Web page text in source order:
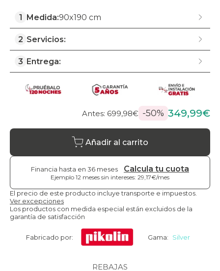
1 Medida:90x190 cm
2 Servicios:
3 Entrega:
Antes: 699,98€ -50% 349,99€
Añadir al carrito
Financia hasta en 36 meses Calcula tu cuota
Ejemplo 12 meses sin intereses: 29,17€/mes
El precio de este producto incluye transporte e impuestos.
Ver excepciones
Los productos con medida especial están excluidos de la
garantía de satisfacción
Fabricado por: Gama: Silver
REBAJAS